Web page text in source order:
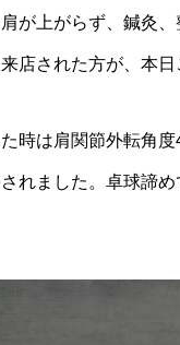
が上がらず、鍼灸
店された方が、本
時は肩関節外転角
れました。卓球諦